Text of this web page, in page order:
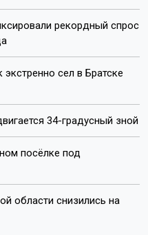
рекордный спрос
сел в Братске
34-градусный зной
посёлке под
области снизились на